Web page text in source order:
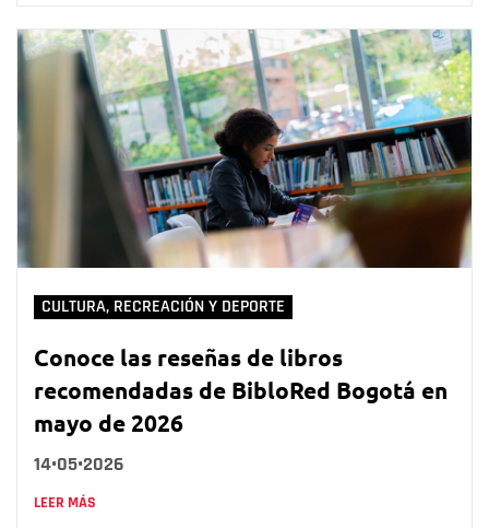
CULTURA, RECREACIÓN Y DEPORTE
Conoce las reseñas de libros
recomendadas de BibloRed Bogotá en
mayo de 2026
14•05•2026
LEER MÁS